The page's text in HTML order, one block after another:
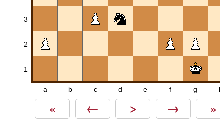
3
2
1
a b c d e f g
« ← > → »